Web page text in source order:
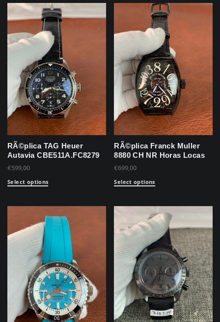
RÃ©plica TAG Heuer
Autavia CBE511A.FC8279
€599,00
Select options
RÃ©plica Franck Muller
8880 CH NR Horas Locas
€699,00
Select options